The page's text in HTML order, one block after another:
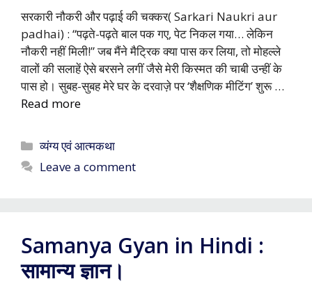
सरकारी नौकरी और पढ़ाई की चक्कर( Sarkari Naukri aur
padhai) : “पढ़ते-पढ़ते बाल पक गए, पेट निकल गया… लेकिन
नौकरी नहीं मिली!” जब मैंने मैट्रिक क्या पास कर लिया, तो मोहल्ले
वालों की सलाहें ऐसे बरसने लगीं जैसे मेरी किस्मत की चाबी उन्हीं के
पास हो। सुबह-सुबह मेरे घर के दरवाज़े पर ‘शैक्षणिक मीटिंग’ शुरू …
Read more
Categories
व्यंग्य एवं आत्मकथा
Leave a comment
Samanya Gyan in Hindi :
सामान्य ज्ञान।